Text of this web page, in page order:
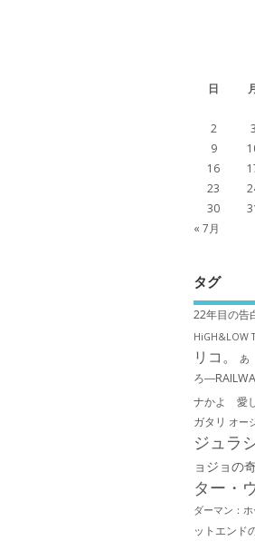
日
2
3
9
16
23
30
« 7月
タグ
22年目の
HiGH&LOW
リコ。
あ
ろ
ナかよ 愛
ガタリ オー
ジュラ
ョジョの
ター・
ダーマン：
ットエンド